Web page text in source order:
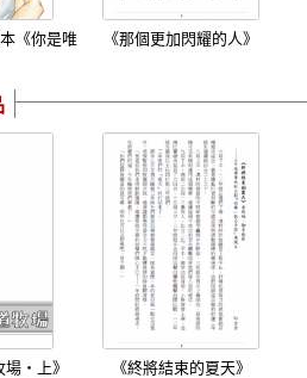
《你是唯
《那個更加閃耀的人》
場‧上》 《終將結束的夏天》